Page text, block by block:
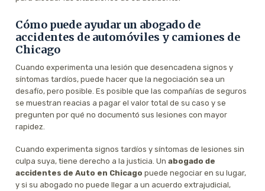
Cómo puede ayudar un abogado de
accidentes de automóviles y camiones de
Chicago
Cuando experimenta una lesión que desencadena signos y
síntomas tardíos, puede hacer que la negociación sea un
desafío, pero posible. Es posible que las compañías de seguros
se muestran reacias a pagar el valor total de su caso y se
pregunten por qué no documentó sus lesiones con mayor
rapidez.
Cuando experimenta signos tardíos y síntomas de lesiones sin
culpa suya, tiene derecho a la justicia. Un abogado de
accidentes de Auto en Chicago puede negociar en su lugar,
y si su abogado no puede llegar a un acuerdo extrajudicial,